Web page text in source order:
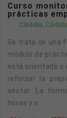
Curso monitor/a tiempo libre en córdoba -con
prácticas
Córdoba,
Se trata de una formación privada no reglada que incluye un
módulo de
está orientada a
reforzar la
sector. La
horas y s...